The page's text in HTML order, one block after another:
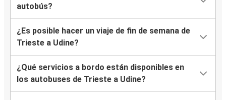
autobús?
¿Es posible hacer un viaje de fin de semana de
Trieste a Udine?
¿Qué servicios a bordo están disponibles en
los autobuses de Trieste a Udine?